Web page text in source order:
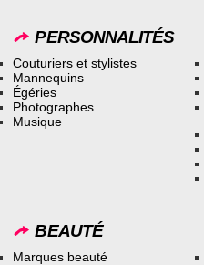
PERSONNALITÉS
Couturiers et stylistes
Mannequins
Égéries
Photographes
Musique
BEAUTÉ
Marques beauté